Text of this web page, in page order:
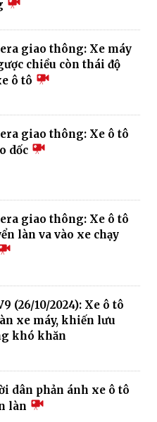
giao thông: Xe máy
chiều còn thái độ
ô tô
giao thông: Xe ô tô
dốc
giao thông: Xe ô tô
làn va vào xe chạy
(26/10/2024): Xe ô tô
xe máy, khiến lưu
khó khăn
dân phản ánh xe ô tô
làn